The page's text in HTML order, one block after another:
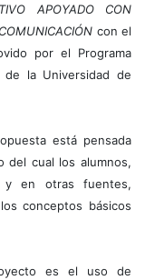
APOYADO CON
con el
por el Programa
de la Universidad de
está pensada
del cual los alumnos,
en otras fuentes,
conceptos básicos
es el uso de